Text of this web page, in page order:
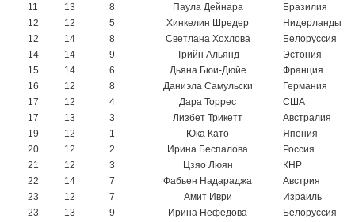
11
13 8 Паула Дейнара
Бразилия
12
12 5 Хинкелин Шредер
Нидерланды
12
14 8 Светлана Хохлова
Белоруссия
14
14 9 Трийн Альянд
Эстония
15
14 6 Дьяна Бюи-Дюйе
Франция
16
12 8 Даниэла Самульски
Германия
17
12 4 Дара Торрес
США
17
13 3 Лизбет Трикетт
Австралия
19
12 1 Юка Като
Япония
20
12 2 Ирина Беспалова
Россия
21
12 3 Цзяо Люян
КНР
22
14 7 Фабьен Надараджа
Австрия
23
12 7 Амит Иври
Израиль
23
13 9 Ирина Нефедова
Белоруссия